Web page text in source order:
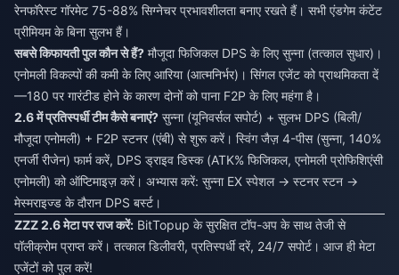
रेनफॉरेस्ट गॉरमेट 75-88% सिग्नेचर प्रभावशीलता बनाए रखते हैं। सभी एंडगेम कंटेंट
प्रीमियम के बिना सुलभ हैं।
सबसे किफायती पुल कौन से हैं? मौजूदा फिजिकल DPS के लिए सुन्ना (तत्काल सुधार)।
एनोमली विकल्पों की कमी के लिए आरिया (आत्मनिर्भर)। सिंगल एजेंट को प्राथमिकता दें
—180 पर गारंटीड होने के कारण दोनों को पाना F2P के लिए महंगा है।
2.6 में प्रतिस्पर्धी टीम कैसे बनाएं? सुन्ना (यूनिवर्सल सपोर्ट) + सुलभ DPS (बिली/
मौजूदा एनोमली) + F2P स्टनर (एंबी) से शुरू करें। स्विंग जैज़ 4-पीस (सुन्ना, 140%
एनर्जी रीजेन) फार्म करें, DPS ड्राइव डिस्क (ATK% फिजिकल, एनोमली प्रोफिशिएंसी
एनोमली) को ऑप्टिमाइज़ करें। अभ्यास करें: सुन्ना EX स्पेशल → स्टनर स्टन →
मेस्मराइज्ड के दौरान DPS बर्स्ट।
ZZZ 2.6 मेटा पर राज करें: BitTopup के सुरक्षित टॉप-अप के साथ तेजी से
पॉलीक्रोम प्राप्त करें। तत्काल डिलीवरी, प्रतिस्पर्धी दरें, 24/7 सपोर्ट। आज ही मेटा
एजेंटों को पुल करें!